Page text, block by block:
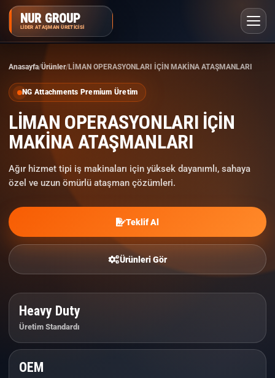
NUR GROUP
LIDER ATAŞMAN ÜRETICISI
SIKÇA SORULAN SORULAR
Anasayfa Ürünler LİMAN OPERASYONLARI İÇİN MAKİNA ATAŞMANLARI
NG Attachments Premium Üretim
LİMAN OPERASYONLARI İÇİN
MAKİNA ATAŞMANLARI
Ağır hizmet tipi iş makinaları için yüksek dayanımlı, sahaya
özel ve uzun ömürlü ataşman çözümleri.
Teklif Al
Ürünleri Gör
Heavy Duty
Üretim Standardı
OEM